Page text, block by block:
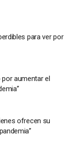
para ver por
aumentar el
ofrecen su